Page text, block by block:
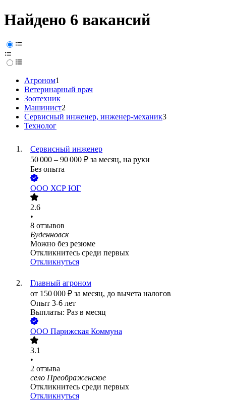
Найдено 6 вакансий
Агроном1
Ветеринарный врач
Зоотехник
Машинист2
Сервисный инженер, инженер-механик3
Технолог
Сервисный инженер
50 000 – 90 000 ₽ за месяц, на руки
Без опыта
ООО ХСР ЮГ
2.6
•
8 отзывов
Буденновск
Можно без резюме
Откликнитесь среди первых
Откликнуться
Главный агроном
от 150 000 ₽ за месяц, до вычета налогов
Опыт 3-6 лет
Выплаты: Раз в месяц
ООО Парижская Коммуна
3.1
•
2 отзыва
село Преображенское
Откликнитесь среди первых
Откликнуться